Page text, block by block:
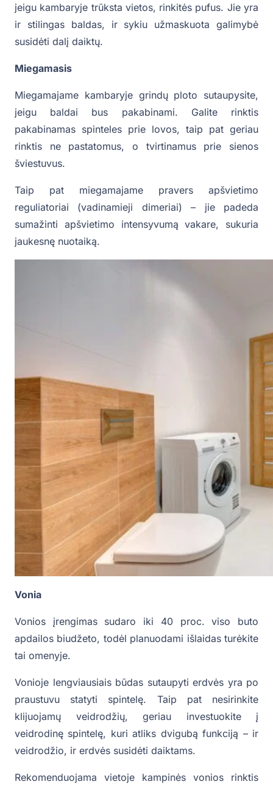
jeigu kambaryje trūksta vietos, rinkitės pufus. Jie yra
ir stilingas baldas, ir sykiu užmaskuota galimybė
susidėti dalį daiktų.
Miegamasis
Miegamajame kambaryje grindų ploto sutaupysite,
jeigu baldai bus pakabinami. Galite rinktis
pakabinamas spinteles prie lovos, taip pat geriau
rinktis ne pastatomus, o tvirtinamus prie sienos
šviestuvus.
Taip pat miegamajame pravers apšvietimo
reguliatoriai (vadinamieji dimeriai) – jie padeda
sumažinti apšvietimo intensyvumą vakare, sukuria
jaukesnę nuotaiką.
Vonia
Vonios įrengimas sudaro iki 40 proc. viso buto
apdailos biudžeto, todėl planuodami išlaidas turėkite
tai omenyje.
Vonioje lengviausiais būdas sutaupyti erdvės yra po
praustuvu statyti spintelę. Taip pat nesirinkite
klijuojamų veidrodžių, geriau investuokite į
veidrodinę spintelę, kuri atliks dvigubą funkciją – ir
veidrodžio, ir erdvės susidėti daiktams.
Rekomenduojama vietoje kampinės vonios rinktis